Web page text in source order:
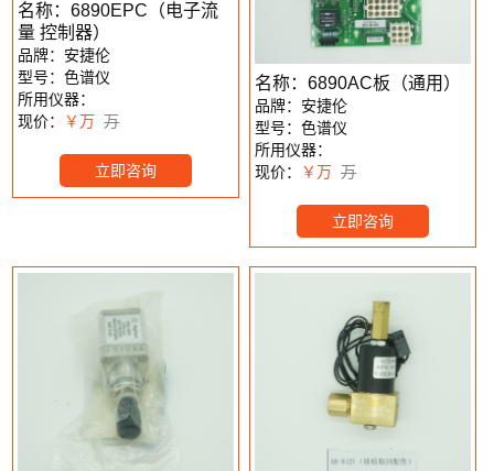
名称：6890EPC（电子流
量 控制器）
品牌：安捷伦
型号：色谱仪
所用仪器：
现价：
￥万 万
立即咨询
名称：6890AC板（通用）
品牌：安捷伦
型号：色谱仪
所用仪器：
现价：
￥万 万
立即咨询